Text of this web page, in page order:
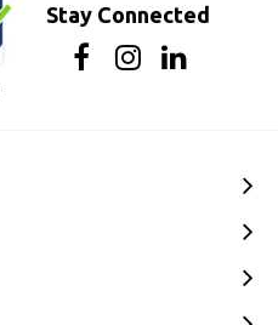
Stay Connected